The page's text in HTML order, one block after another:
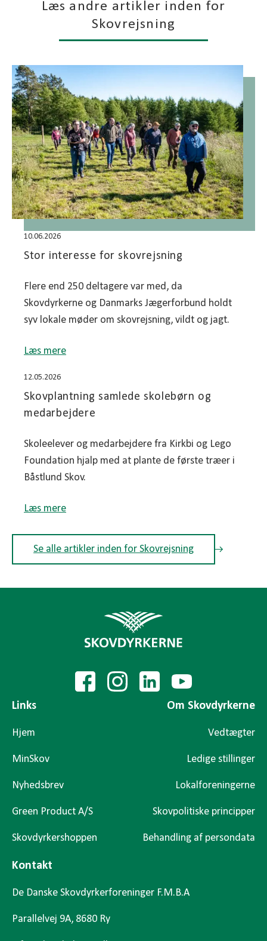
Læs andre artikler inden for
Skovrejsning
10.06.2026
Stor interesse for skovrejsning
Flere end 250 deltagere var med, da
Skovdyrkerne og Danmarks Jægerforbund holdt
syv lokale møder om skovrejsning, vildt og jagt.
Læs mere
12.05.2026
Skovplantning samlede skolebørn og
medarbejdere
Skoleelever og medarbejdere fra Kirkbi og Lego
Foundation hjalp med at plante de første træer i
Båstlund Skov.
Læs mere
Se alle artikler inden for Skovrejsning
Links
Hjem
MinSkov
Nyhedsbrev
Green Product A/S
Skovdyrkershoppen
Om Skovdyrkerne
Vedtægter
Ledige stillinger
Lokalforeningerne
Skovpolitiske principper
Behandling af persondata
Kontakt
De Danske Skovdyrkerforeninger F.M.B.A
Parallelvej 9A, 8680 Ry